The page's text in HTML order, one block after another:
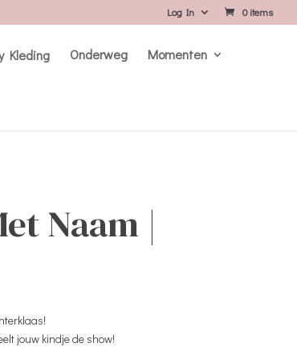
Log In 0 items
Onderweg Momenten
Naam |
jouw kindje de show!